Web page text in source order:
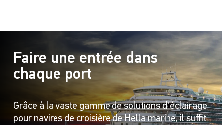
Faire une entrée dans
chaque port
Grâce à la vaste gamme de solutions d'éclairage
pour navires de croisière de Hella marine, il suffit